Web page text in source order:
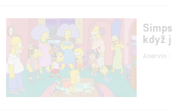
když
Anarvin